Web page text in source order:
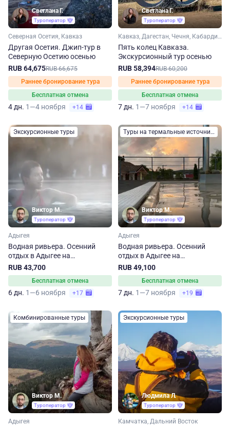
Светлана Г.
Туроператор
Северная Осетия, Кавказ
Другая Осетия. Джип-тур в
Северную Осетию осенью
RUB 64,675RUB 66,675
Раннее бронирование тура
Бесплатная отмена
4 дн. 1—4 ноября +14
Светлана Г.
Туроператор
Кавказ, Дагестан, Чечня, Кабардино-Балкария, Северная Осетия, Ингушетия
Пять колец Кавказа.
Экскурсионный тур осенью
RUB 58,394RUB 60,200
Раннее бронирование тура
Бесплатная отмена
7 дн. 1—7 ноября +14
Экскурсионные туры
Виктор М.
Туроператор
Адыгея
Водная ривьера. Осенний
отдых в Адыгее на
термальных источниках.
Сокращенный маршрут
RUB 43,700
Бесплатная отмена
6 дн. 1—6 ноября +17
Туры на термальные источники
Виктор М.
Туроператор
Адыгея
Водная ривьера. Осенний
отдых в Адыгее на
термальных источниках
RUB 49,100
Бесплатная отмена
7 дн. 1—7 ноября +19
Комбинированные туры
Виктор М.
Туроператор
Адыгея
Экскурсионные туры
Людмила Л.
Туроператор
Камчатка, Дальний Восток